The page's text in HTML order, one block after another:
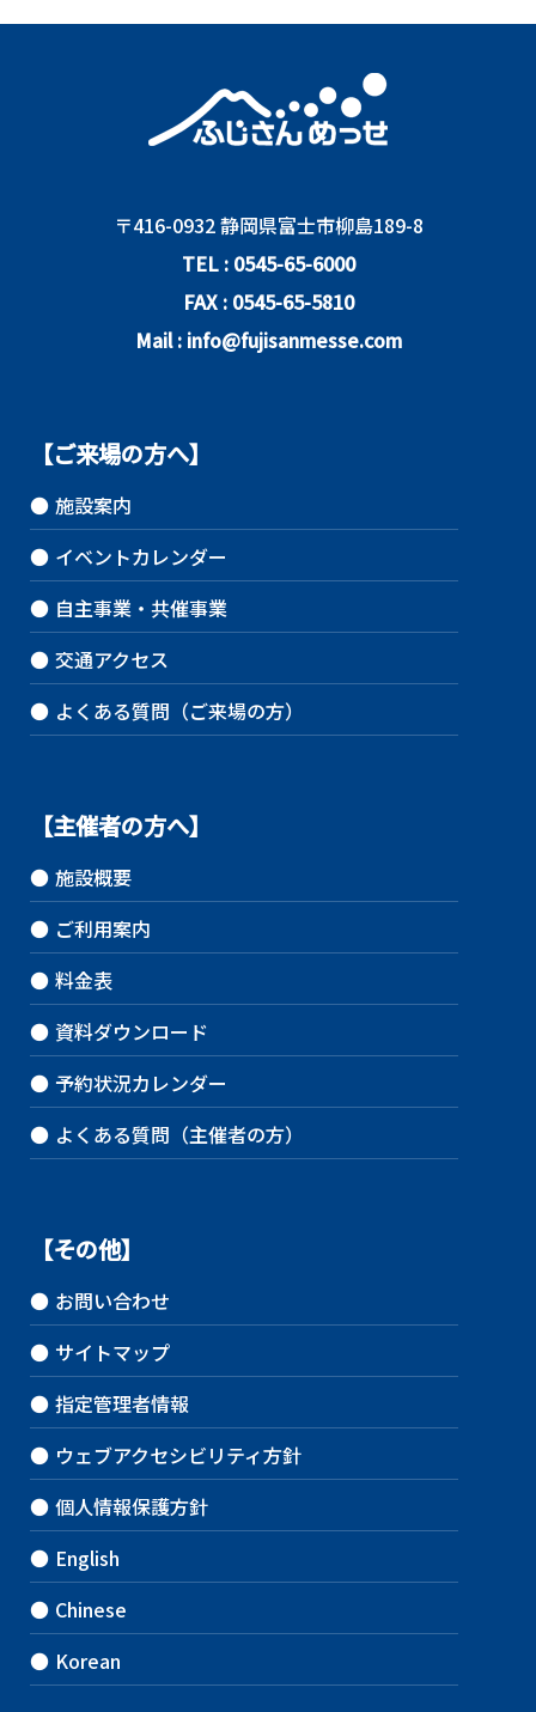
〒416-0932 静岡県富士市柳島189-8
TEL : 0545-65-6000
FAX : 0545-65-5810
Mail : info@fujisanmesse.com
【ご来場の方へ】
● 施設案内
● イベントカレンダー
● 自主事業・共催事業
● 交通アクセス
● よくある質問（ご来場の方）
【主催者の方へ】
● 施設概要
● ご利用案内
● 料金表
● 資料ダウンロード
● 予約状況カレンダー
● よくある質問（主催者の方）
【その他】
● お問い合わせ
● サイトマップ
● 指定管理者情報
● ウェブアクセシビリティ方針
● 個人情報保護方針
● English
● Chinese
● Korean